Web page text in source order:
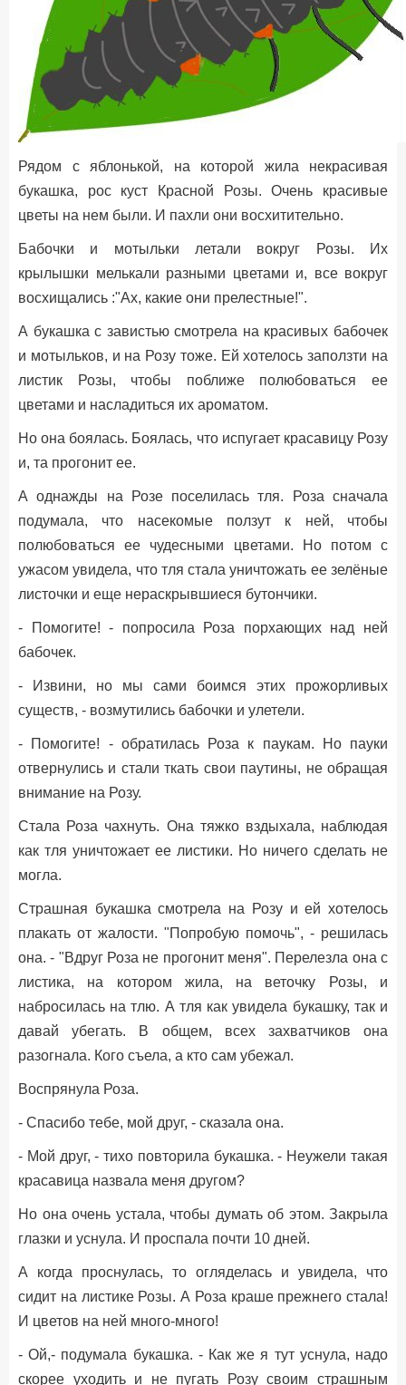
Рядом с яблонькой, на которой жила некрасивая
букашка, рос куст Красной Розы. Очень красивые
цветы на нем были. И пахли они восхитительно.
Бабочки и мотыльки летали вокруг Розы. Их
крылышки мелькали разными цветами и, все вокруг
восхищались :"Ах, какие они прелестные!".
А букашка с завистью смотрела на красивых бабочек
и мотыльков, и на Розу тоже. Ей хотелось заползти на
листик Розы, чтобы поближе полюбоваться ее
цветами и насладиться их ароматом.
Но она боялась. Боялась, что испугает красавицу Розу
и, та прогонит ее.
А однажды на Розе поселилась тля. Роза сначала
подумала, что насекомые ползут к ней, чтобы
полюбоваться ее чудесными цветами. Но потом с
ужасом увидела, что тля стала уничтожать ее зелёные
листочки и еще нераскрывшиеся бутончики.
- Помогите! - попросила Роза порхающих над ней
бабочек.
- Извини, но мы сами боимся этих прожорливых
существ, - возмутились бабочки и улетели.
- Помогите! - обратилась Роза к паукам. Но пауки
отвернулись и стали ткать свои паутины, не обращая
внимание на Розу.
Стала Роза чахнуть. Она тяжко вздыхала, наблюдая
как тля уничтожает ее листики. Но ничего сделать не
могла.
Страшная букашка смотрела на Розу и ей хотелось
плакать от жалости. "Попробую помочь", - решилась
она. - "Вдруг Роза не прогонит меня". Перелезла она с
листика, на котором жила, на веточку Розы, и
набросилась на тлю. А тля как увидела букашку, так и
давай убегать. В общем, всех захватчиков она
разогнала. Кого съела, а кто сам убежал.
Воспрянула Роза.
- Спасибо тебе, мой друг, - сказала она.
- Мой друг, - тихо повторила букашка. - Неужели такая
красавица назвала меня другом?
Но она очень устала, чтобы думать об этом. Закрыла
глазки и уснула. И проспала почти 10 дней.
А когда проснулась, то огляделась и увидела, что
сидит на листике Розы. А Роза краше прежнего стала!
И цветов на ней много-много!
- Ой,- подумала букашка. - Как же я тут уснула, надо
скорее уходить и не пугать Розу своим страшным